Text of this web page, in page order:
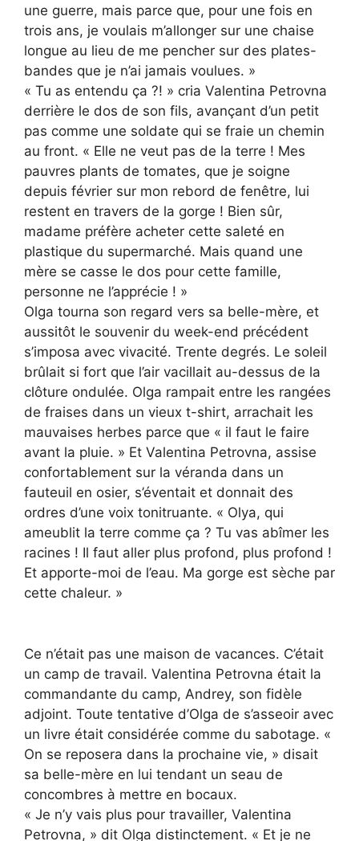
une guerre, mais parce que, pour une fois en
trois ans, je voulais m’allonger sur une chaise
longue au lieu de me pencher sur des plates-
bandes que je n’ai jamais voulues. »
« Tu as entendu ça ?! » cria Valentina Petrovna
derrière le dos de son fils, avançant d’un petit
pas comme une soldate qui se fraie un chemin
au front. « Elle ne veut pas de la terre ! Mes
pauvres plants de tomates, que je soigne
depuis février sur mon rebord de fenêtre, lui
restent en travers de la gorge ! Bien sûr,
madame préfère acheter cette saleté en
plastique du supermarché. Mais quand une
mère se casse le dos pour cette famille,
personne ne l’apprécie ! »
Olga tourna son regard vers sa belle-mère, et
aussitôt le souvenir du week-end précédent
s’imposa avec vivacité. Trente degrés. Le soleil
brûlait si fort que l’air vacillait au-dessus de la
clôture ondulée. Olga rampait entre les rangées
de fraises dans un vieux t-shirt, arrachait les
mauvaises herbes parce que « il faut le faire
avant la pluie. » Et Valentina Petrovna, assise
confortablement sur la véranda dans un
fauteuil en osier, s’éventait et donnait des
ordres d’une voix tonitruante. « Olya, qui
ameublit la terre comme ça ? Tu vas abîmer les
racines ! Il faut aller plus profond, plus profond !
Et apporte-moi de l’eau. Ma gorge est sèche par
cette chaleur. »
Ce n’était pas une maison de vacances. C’était
un camp de travail. Valentina Petrovna était la
commandante du camp, Andrey, son fidèle
adjoint. Toute tentative d’Olga de s’asseoir avec
un livre était considérée comme du sabotage. «
On se reposera dans la prochaine vie, » disait
sa belle-mère en lui tendant un seau de
concombres à mettre en bocaux.
« Je n’y vais plus pour travailler, Valentina
Petrovna, » dit Olga distinctement. « Et je ne